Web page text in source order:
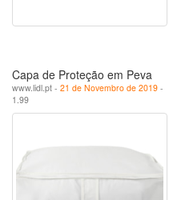
Capa de Proteção em Peva
www.lidl.pt - 21 de Novembro de 2019 -
1.99